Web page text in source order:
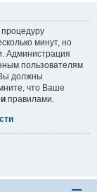
минут, но
Администрация
пользователям
должны
что Ваше
правилами.